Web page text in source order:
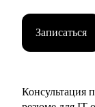
Записаться
Консультация